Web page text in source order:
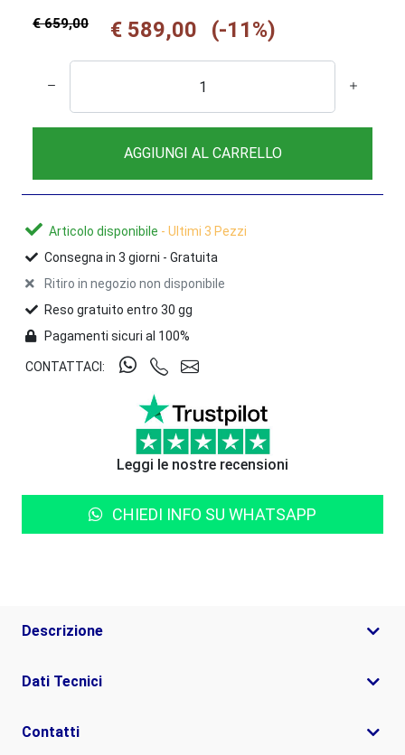
€ 659,00 € 589,00 (-11%)
AGGIUNGI AL CARRELLO
Articolo disponibile - Ultimi 3 Pezzi
Consegna in 3 giorni - Gratuita
Ritiro in negozio non disponibile
Reso gratuito entro 30 gg
Pagamenti sicuri al 100%
CONTATTACI:
Leggi le nostre recensioni
CHIEDI INFO SU WHATSAPP
Descrizione
Dati Tecnici
Contatti